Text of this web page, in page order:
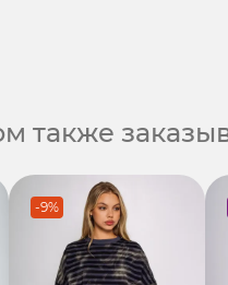
также
-9%